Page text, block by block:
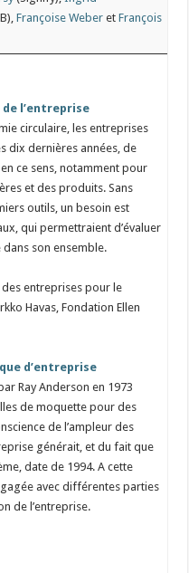
Françoise Weber etFrançois
l’entreprise
circulaire, les entreprises
dix dernières années, de
ce sens, notamment pour
et des produits. Sans
outils, un besoin est
qui permettraient d’évaluer
dans son ensemble.
entreprises pour le
Havas, Fondation Ellen
d’entreprise
Ray Anderson en 1973
de moquette pour des
de l’ampleur des
générait, et du fait que
date de 1994. A cette
avec différentes parties
de l’entreprise.